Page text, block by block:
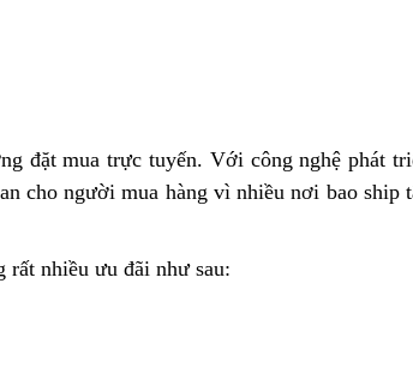
đặt mua trực tuyến. Với công nghệ phát
cho người mua hàng vì nhiều nơi bao ship
nhiều ưu đãi như sau: